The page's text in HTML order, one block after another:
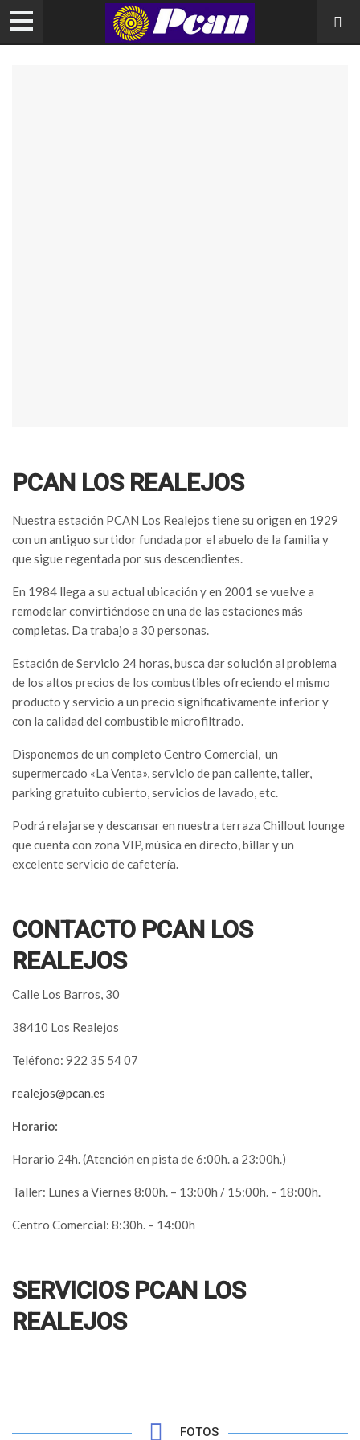
PCAN LOS REALEJOS
Nuestra estación PCAN Los Realejos tiene su origen en 1929
con un antiguo surtidor fundada por el abuelo de la familia y
que sigue regentada por sus descendientes.
En 1984 llega a su actual ubicación y en 2001 se vuelve a
remodelar convirtiéndose en una de las estaciones más
completas. Da trabajo a 30 personas.
Estación de Servicio 24 horas, busca dar solución al problema
de los altos precios de los combustibles ofreciendo el mismo
producto y servicio a un precio significativamente inferior y
con la calidad del combustible microfiltrado.
Disponemos de un completo Centro Comercial, un
supermercado «La Venta», servicio de pan caliente, taller,
parking gratuito cubierto, servicios de lavado, etc.
Podrá relajarse y descansar en nuestra terraza Chillout lounge
que cuenta con zona VIP, música en directo, billar y un
excelente servicio de cafetería.
CONTACTO PCAN LOS
REALEJOS
Calle Los Barros, 30
38410 Los Realejos
Teléfono: 922 35 54 07
realejos@pcan.es
Horario:
Horario 24h. (Atención en pista de 6:00h. a 23:00h.)
Taller: Lunes a Viernes 8:00h. – 13:00h / 15:00h. – 18:00h.
Centro Comercial: 8:30h. – 14:00h
SERVICIOS PCAN LOS
REALEJOS
FOTOS